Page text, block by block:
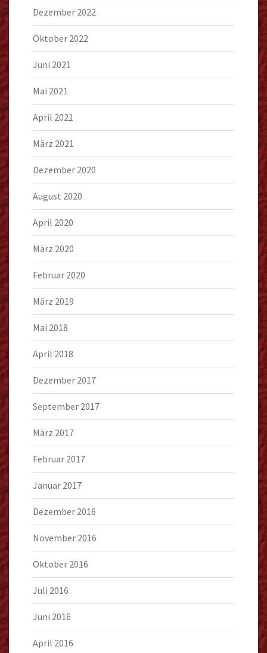
Dezember 2022
Oktober 2022
Juni 2021
Mai 2021
April 2021
März 2021
Dezember 2020
August 2020
April 2020
März 2020
Februar 2020
März 2019
Mai 2018
April 2018
Dezember 2017
September 2017
März 2017
Februar 2017
Januar 2017
Dezember 2016
November 2016
Oktober 2016
Juli 2016
Juni 2016
April 2016